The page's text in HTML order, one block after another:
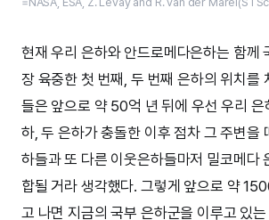
현재 우리 은하와 안드로메다은하는 함께
장 육중한 첫 번째, 두 번째 은하의 위치를
들은 앞으로 약 50억 년 뒤에 우선 우리 은
하, 두 은하가 충돌한 이후 점차 그 주변을
하들과 또 다른 이웃은하들마저 밀코메다
합될 거라 생각했다. 그렇게 앞으로 약
고 나면 지금의 국부 은하군을 이루고 있